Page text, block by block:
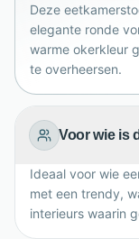
gezellig samen
Deze
elegante ronde
warme okerkleur
te overheersen.
Voor wie is
Ideaal voor wie
met een trendy,
interieurs waarin